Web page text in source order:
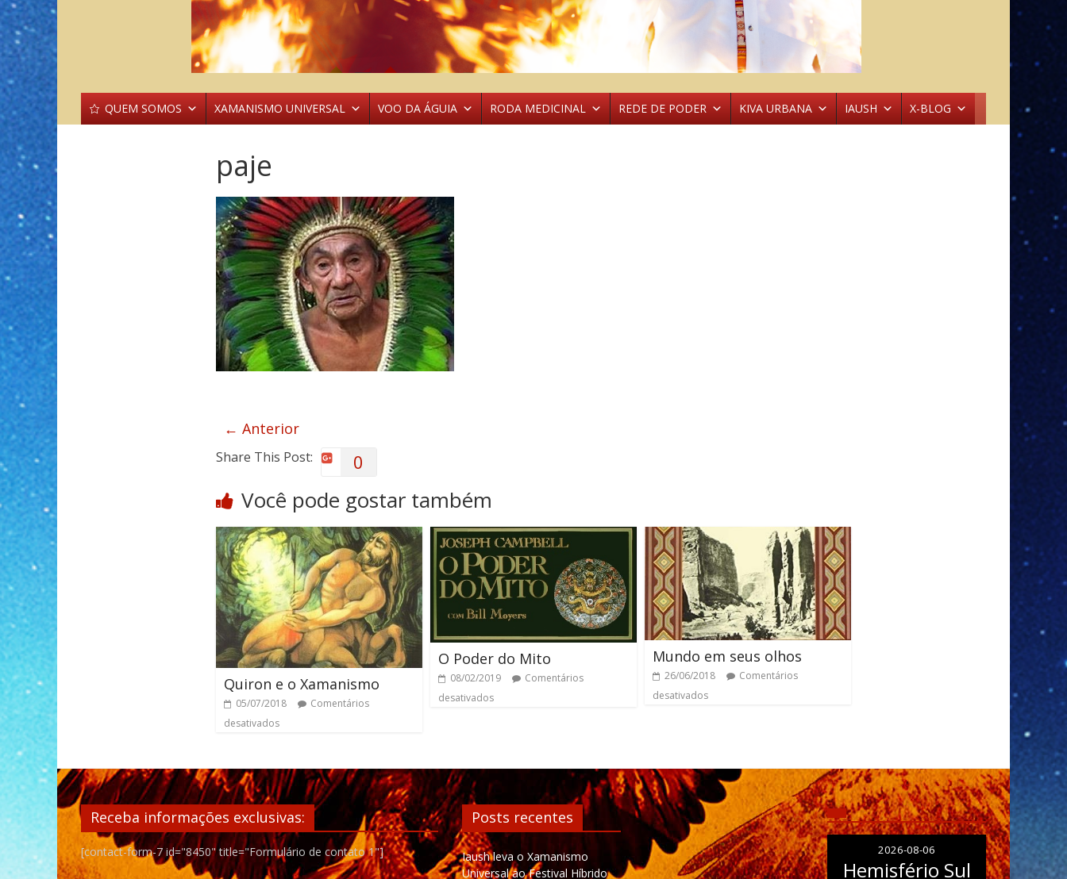
QUEM SOMOS XAMANISMO UNIVERSAL VOO DA ÁGUIA RODA MEDICINAL REDE DE PODER KIVA URBANA IAUSH X-BLOG
paje
← Anterior
Share This Post: 0
Você pode gostar também
Quiron e o Xamanismo
05/07/2018
Comentários
desativados
O Poder do Mito
08/02/2019
Comentários
desativados
Mundo em seus olhos
26/06/2018
Comentários
desativados
Receba informações exclusivas:
[contact-form-7 id="8450" title="Formulário de contato 1"]
Posts recentes
Iaush leva o Xamanismo
Universal ao Festival Híbrido
2026-08-06
Hemisfério Sul